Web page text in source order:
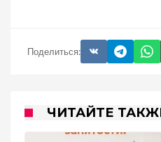
Поделиться:
ЧИТАЙТЕ